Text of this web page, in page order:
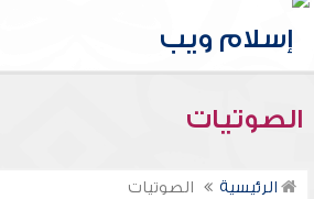
الصوتيات
الرئيسية الصوتيات